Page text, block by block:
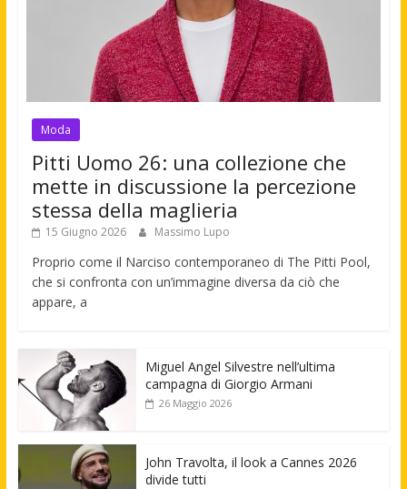
Moda
Pitti Uomo 26: una collezione che
mette in discussione la percezione
stessa della maglieria
15 Giugno 2026 Massimo Lupo
Proprio come il Narciso contemporaneo di The Pitti Pool,
che si confronta con un’immagine diversa da ciò che
appare, a
Miguel Angel Silvestre nell’ultima
campagna di Giorgio Armani
26 Maggio 2026
John Travolta, il look a Cannes 2026
divide tutti